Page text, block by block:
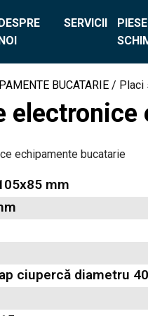
SERVICII
BUCATARIE / Placi
echipamente bucatarie
mm
ciupercă diametru